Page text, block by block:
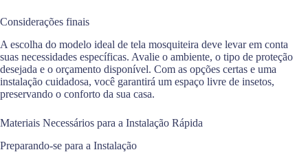
Considerações finais
A escolha do modelo ideal de tela mosquiteira deve levar em conta
suas necessidades específicas. Avalie o ambiente, o tipo de proteção
desejada e o orçamento disponível. Com as opções certas e uma
instalação cuidadosa, você garantirá um espaço livre de insetos,
preservando o conforto da sua casa.
Materiais Necessários para a Instalação Rápida
Preparando-se para a Instalação